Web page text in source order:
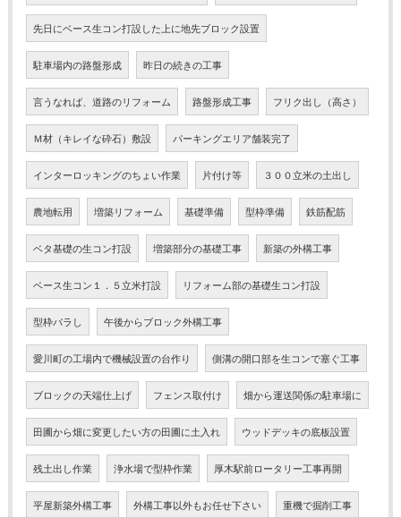
先日にベース生コン打設した上に地先ブロック設置
駐車場内の路盤形成 昨日の続きの工事
言うなれば、道路のリフォーム 路盤形成工事 フリク出し（高さ）
Ｍ材（キレイな砕石）敷設 パーキングエリア舗装完了
インターロッキングのちょい作業 片付け等 ３００立米の土出し
農地転用 増築リフォーム 基礎準備 型枠準備 鉄筋配筋
ベタ基礎の生コン打設 増築部分の基礎工事 新築の外構工事
ベース生コン１．５立米打設 リフォーム部の基礎生コン打設
型枠バラし 午後からブロック外構工事
愛川町の工場内で機械設置の台作り 側溝の開口部を生コンで塞ぐ工事
ブロックの天端仕上げ フェンス取付け 畑から運送関係の駐車場に
田圃から畑に変更したい方の田圃に土入れ ウッドデッキの底板設置
残土出し作業 浄水場で型枠作業 厚木駅前ロータリー工事再開
平屋新築外構工事 外構工事以外もお任せ下さい 重機で掘削工事